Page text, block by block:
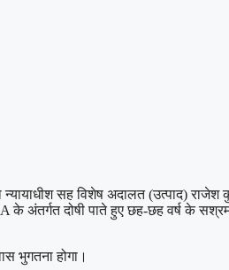
सह विशेष अदालत (उत्पाद) राजेश
के अंतर्गत दोषी पाते हुए छह-छह वर्ष के
भुगतना होगा।